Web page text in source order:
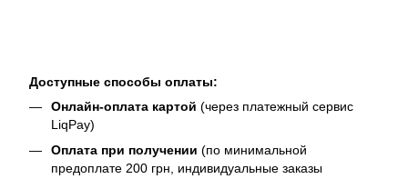
Доступные способы оплаты:
Онлайн-оплата картой (через платежный сервис
LiqPay)
Оплата при получении (по минимальной
предоплате 200 грн, индивидуальные заказы